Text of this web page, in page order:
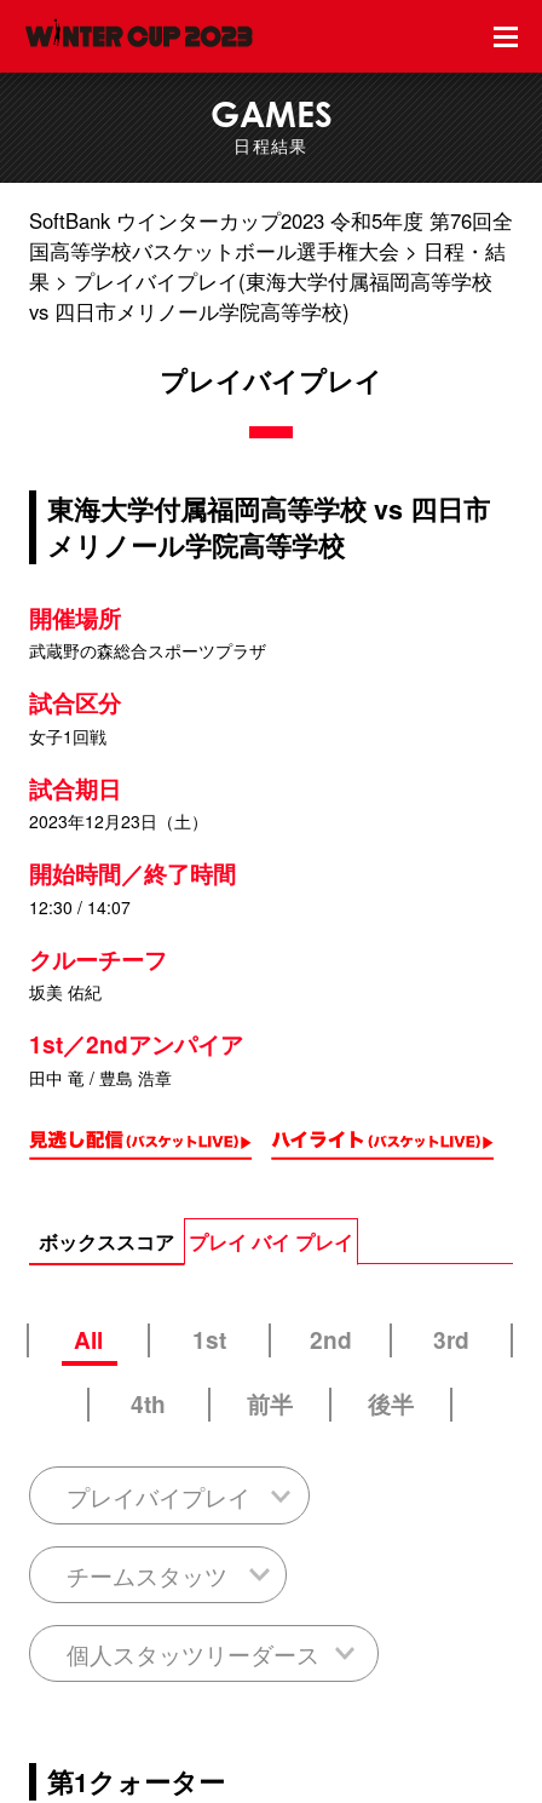
GAMES
日程結果
SoftBank ウインターカップ2023 令和5年度 第76回全
国高等学校バスケットボール選手権大会
日程・結
果
プレイバイプレイ(東海大学付属福岡高等学校
vs 四日市メリノール学院高等学校)
プレイバイプレイ
東海大学付属福岡高等学校 vs 四日市
メリノール学院高等学校
開催場所
武蔵野の森総合スポーツプラザ
試合区分
女子1回戦
試合期日
2023年12月23日（土）
開始時間／終了時間
12:30 / 14:07
クルーチーフ
坂美 佑紀
1st／2ndアンパイア
田中 竜 / 豊島 浩章
ボックススコア プレイ バイ プレイ
All 1st 2nd
3rd
4th
前半 後半
プレイバイプレイ
チームスタッツ
個人スタッツリーダース
第1クォーター